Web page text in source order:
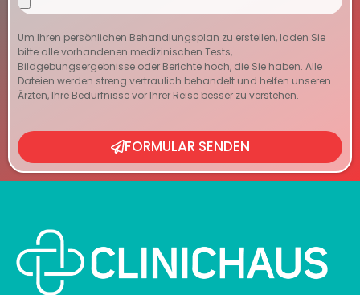
Um Ihren persönlichen Behandlungsplan zu erstellen, laden Sie
bitte alle vorhandenen medizinischen Tests,
Bildgebungsergebnisse oder Berichte hoch, die Sie haben. Alle
Dateien werden streng vertraulich behandelt und helfen unseren
Ärzten, Ihre Bedürfnisse vor Ihrer Reise besser zu verstehen.
FORMULAR SENDEN